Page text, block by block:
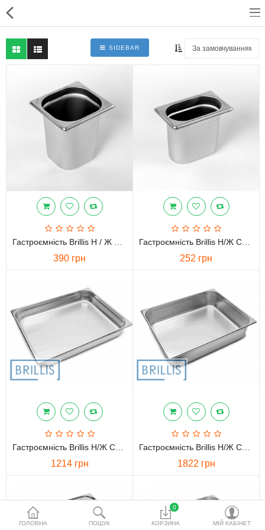
Для магазинів
Для закладів харчування
Професійний посуд
Системи опалення
Системи кондиціонування
професійна хімія
Системи водоочистки і
Акційні товари
Порівняти Список бажань
Валюта
ГОЛОВНА ПОШУК
0
КОРЗИНА МІЙ КАБІНЕТ
SIDEBAR
390 грн 252 грн
1214 грн 1822 грн